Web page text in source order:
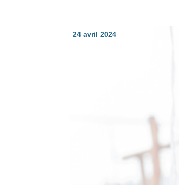
24 avril 2024